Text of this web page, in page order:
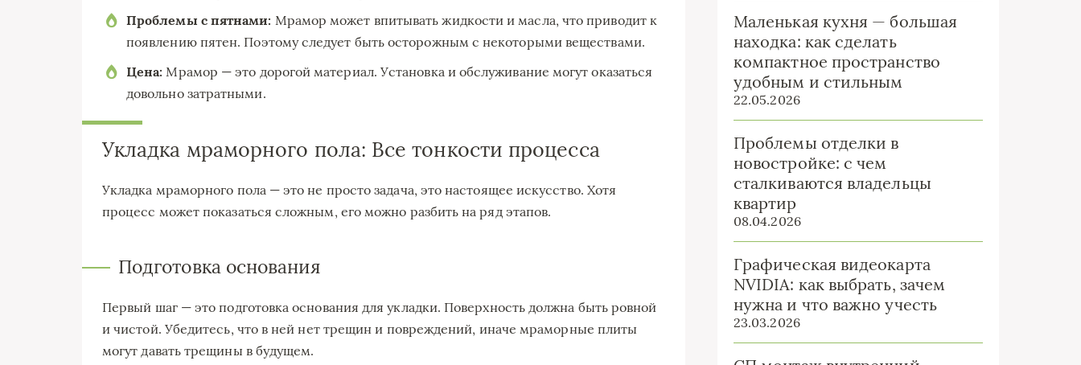
Проблемы с пятнами: Мрамор может впитывать жидкости и масла, что приводит к
появлению пятен. Поэтому следует быть осторожным с некоторыми веществами.
Цена: Мрамор — это дорогой материал. Установка и обслуживание могут оказаться
довольно затратными.
Укладка мраморного пола: Все тонкости процесса
Укладка мраморного пола — это не просто задача, это настоящее искусство. Хотя
процесс может показаться сложным, его можно разбить на ряд этапов.
Подготовка основания
Первый шаг — это подготовка основания для укладки. Поверхность должна быть ровной
и чистой. Убедитесь, что в ней нет трещин и повреждений, иначе мраморные плиты
могут давать трещины в будущем.
Маленькая кухня — большая
находка: как сделать
компактное пространство
удобным и стильным
22.05.2026
Проблемы отделки в
новостройке: с чем
сталкиваются владельцы
квартир
08.04.2026
Графическая видеокарта
NVIDIA: как выбрать, зачем
нужна и что важно учесть
23.03.2026